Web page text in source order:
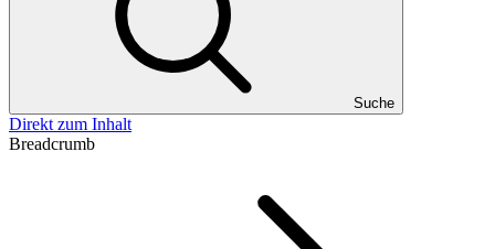
Suche
Direkt zum Inhalt
Breadcrumb